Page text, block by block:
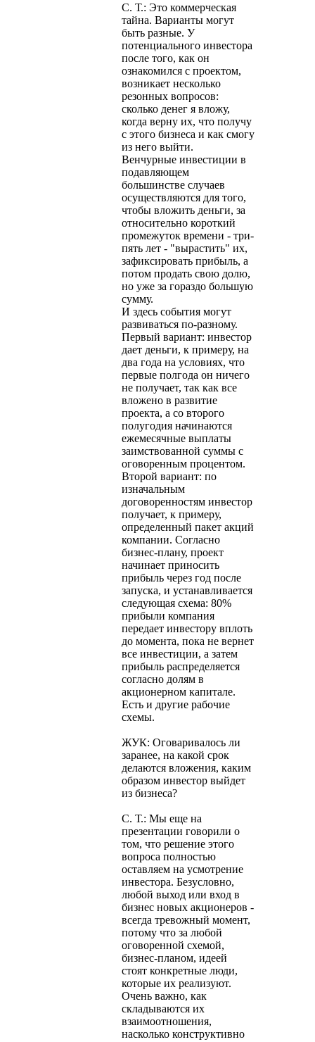
С. Т.: Это коммерческая
тайна. Варианты могут
быть разные. У
потенциального инвестора
после того, как он
ознакомился с проектом,
возникает несколько
резонных вопросов:
сколько денег я вложу,
когда верну их, что получу
с этого бизнеса и как смогу
из него выйти.
Венчурные инвестиции в
подавляющем
большинстве случаев
осуществляются для того,
чтобы вложить деньги, за
относительно короткий
промежуток времени - три-
пять лет - "вырастить" их,
зафиксировать прибыль, а
потом продать свою долю,
но уже за гораздо большую
сумму.
И здесь события могут
развиваться по-разному.
Первый вариант: инвестор
дает деньги, к примеру, на
два года на условиях, что
первые полгода он ничего
не получает, так как все
вложено в развитие
проекта, а со второго
полугодия начинаются
ежемесячные выплаты
заимствованной суммы с
оговоренным процентом.
Второй вариант: по
изначальным
договоренностям инвестор
получает, к примеру,
определенный пакет акций
компании. Согласно
бизнес-плану, проект
начинает приносить
прибыль через год после
запуска, и устанавливается
следующая схема: 80%
прибыли компания
передает инвестору вплоть
до момента, пока не вернет
все инвестиции, а затем
прибыль распределяется
согласно долям в
акционерном капитале.
Есть и другие рабочие
схемы.
ЖУК: Оговаривалось ли
заранее, на какой срок
делаются вложения, каким
образом инвестор выйдет
из бизнеса?
С. Т.: Мы еще на
презентации говорили о
том, что решение этого
вопроса полностью
оставляем на усмотрение
инвестора. Безусловно,
любой выход или вход в
бизнес новых акционеров -
всегда тревожный момент,
потому что за любой
оговоренной схемой,
бизнес-планом, идеей
стоят конкретные люди,
которые их реализуют.
Очень важно, как
складываются их
взаимоотношения,
насколько конструктивно